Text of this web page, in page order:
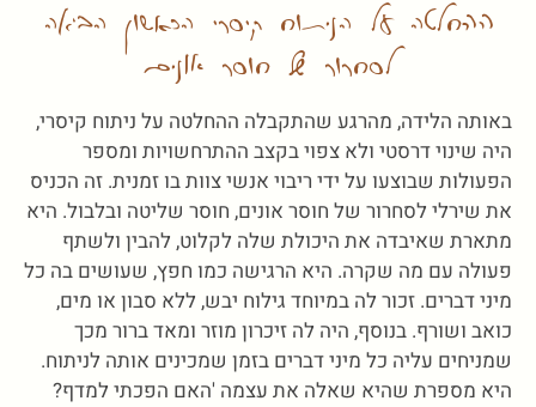
ההחלטה על הניתוח קיסרי הראשון הביאה
לסחרור של חוסר אונים
באותה הלידה, מהרגע שהתקבלה ההחלטה על ניתוח קיסרי,
היה שינוי דרסטי ולא צפוי בקצב ההתרחשויות ומספר
הפעולות שבוצעו על ידי ריבוי אנשי צוות בו זמנית. זה הכניס
את שירלי לסחרור של חוסר אונים, חוסר שליטה ובלבול. היא
מתארת שאיבדה את היכולת שלה לקלוט, להבין ולשתף
פעולה עם מה שקרה. היא הרגישה כמו חפץ, שעושים בה כל
מיני דברים. זכור לה במיוחד גילוח יבש, ללא סבון או מים,
כואב ושורף. בנוסף, היה לה זיכרון מוזר ומאד ברור מכך
שמניחים עליה כל מיני דברים בזמן שמכינים אותה לניתוח.
היא מספרת שהיא שאלה את עצמה 'האם הפכתי למדף?